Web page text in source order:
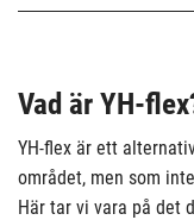
Vad är YH-
YH-flex är ett
området, men som
Här tar vi vara på det